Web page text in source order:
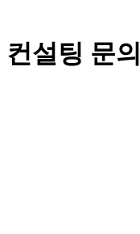
컨설팅 문의